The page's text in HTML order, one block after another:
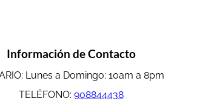
Información de Contacto
Lunes a Domingo: 10am a 8pm
TELÉFONO: 908844438